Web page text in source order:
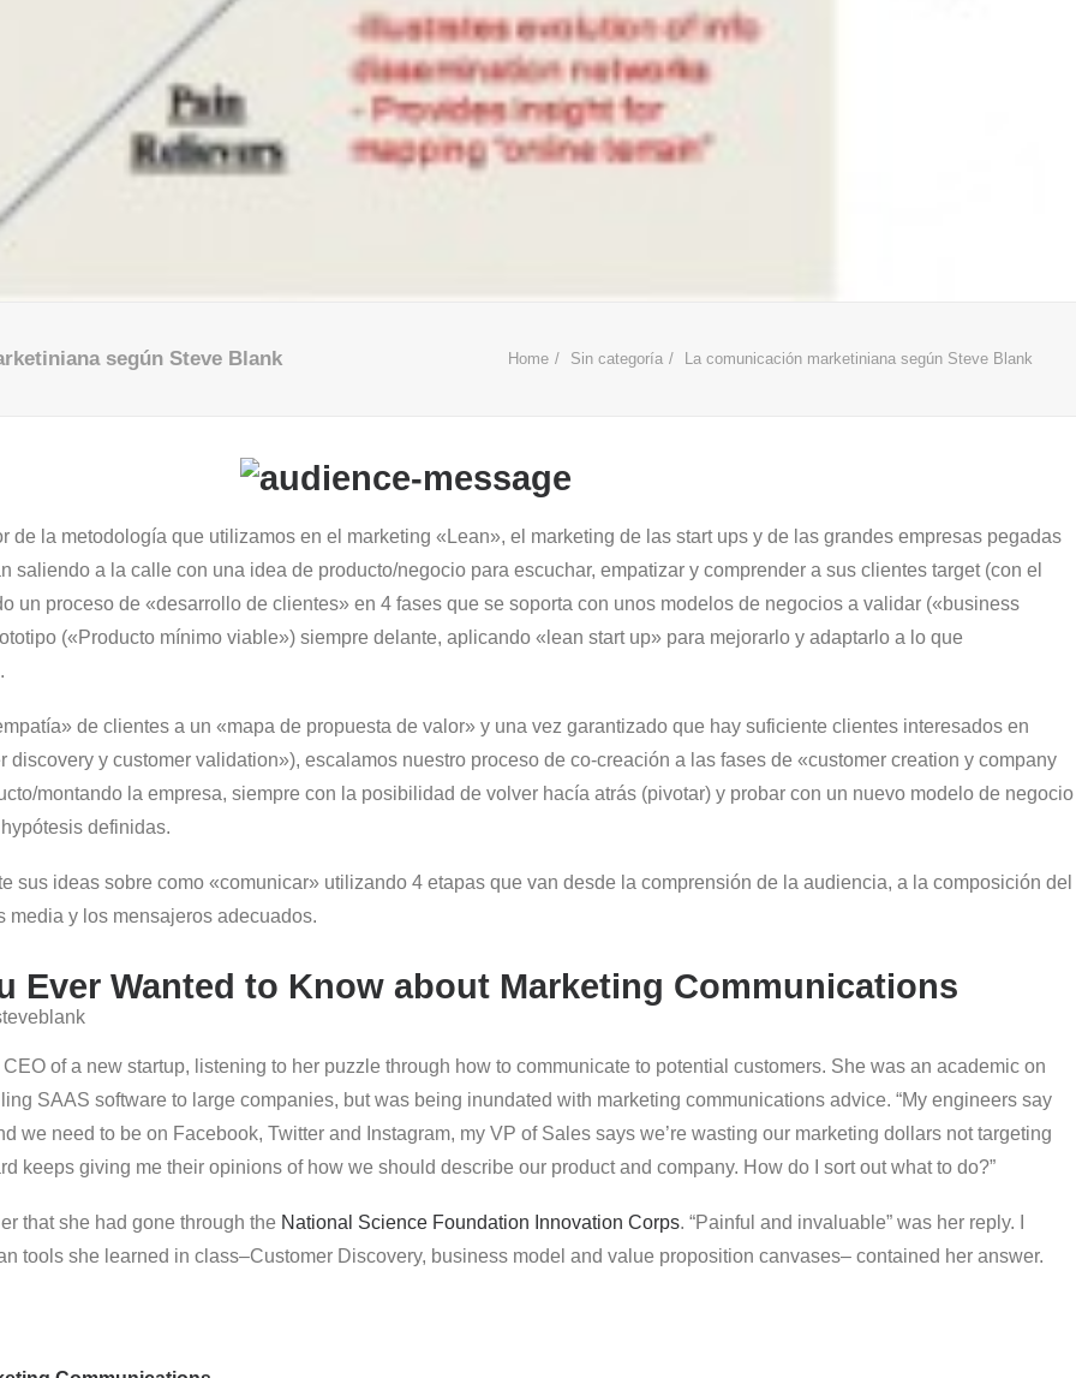
según Steve Blank Home Sin categoría La comunicación marketiniana según Steve Blank
de la metodología que utilizamos en el marketing «Lean», el marketing de las start ups y de las grandes empresas pegadas
saliendo a la calle con una idea de producto/negocio para escuchar, empatizar y comprender a sus clientes target (con el
un proceso de «desarrollo de clientes» en 4 fases que se soporta con unos modelos de negocios a validar («business
(«Producto mínimo viable») siempre delante, aplicando «lean start up» para mejorarlo y adaptarlo a lo que
de clientes a un «mapa de propuesta de valor» y una vez garantizado que hay suficiente clientes interesados en
discovery y customer validation»), escalamos nuestro proceso de co-creación a las fases de «customer creation y company
montando la empresa, siempre con la posibilidad de volver hacía atrás (pivotar) y probar con un nuevo modelo de negocio
definidas.
sus ideas sobre como «comunicar» utilizando 4 etapas que van desde la comprensión de la audiencia, a la composición del
media y los mensajeros adecuados.
Ever Wanted to Know about Marketing Communications
of a new startup, listening to her puzzle through how to communicate to potential customers. She was an academic on
SAAS software to large companies, but was being inundated with marketing communications advice. “My engineers say
we need to be on Facebook, Twitter and Instagram, my VP of Sales says we’re wasting our marketing dollars not targeting
keeps giving me their opinions of how we should describe our product and company. How do I sort out what to do?”
that she had gone through the National Science Foundation Innovation Corps. “Painful and invaluable” was her reply. I
tools she learned in class–Customer Discovery, business model and value proposition canvases– contained her answer.